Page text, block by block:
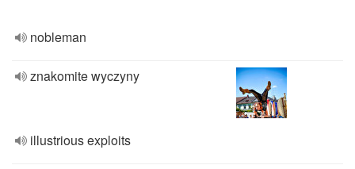
nobleman
znakomite wyczyny
illustrious exploits